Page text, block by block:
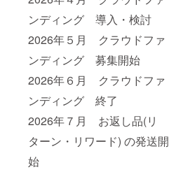
ンディング 導入・検討
2026年５月 クラウドファ
ンディング 募集開始
2026年６月 クラウドファ
ンディング 終了
2026年７月 お返し品(リ
ターン・リワード) の発送開
始